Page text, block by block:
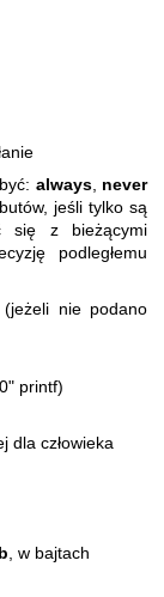
always, never
jeśli tylko są
się z bieżącymi
podległemu
nie podano
printf)
dla człowieka
, w bajtach